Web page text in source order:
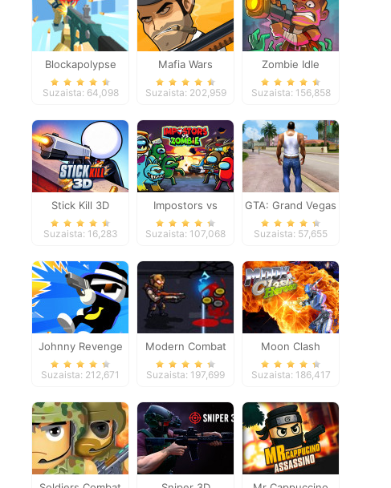
Blockapolypse
Zombie Shooter
Suzaista: 64,098
Mafia Wars
Suzaista: 202,959
Zombie Idle
Defense Online
Suzaista: 156,858
Stick Kill 3D
Suzaista: 16,283
Impostors vs
Zombies: Survival
Suzaista: 107,068
GTA: Grand Vegas
Crime
Suzaista: 57,655
Johnny Revenge
Suzaista: 212,671
Modern Combat
Defense
Suzaista: 197,699
Moon Clash
Heroes
Suzaista: 186,417